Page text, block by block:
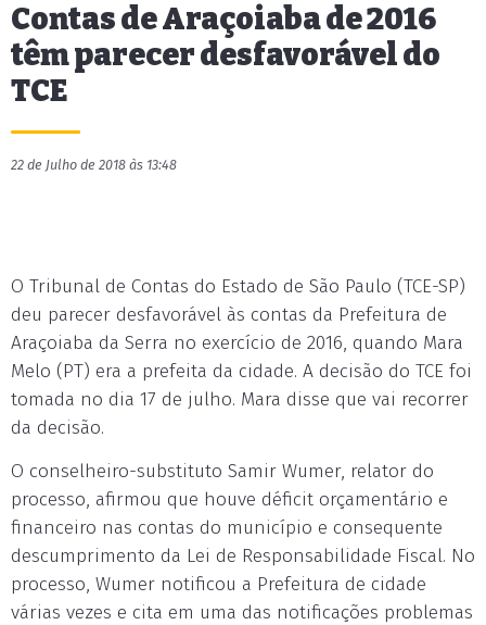
Contas de Araçoiaba de 2016
têm parecer desfavorável do
TCE
22 de Julho de 2018 às 13:48
O Tribunal de Contas do Estado de São Paulo (TCE-SP)
deu parecer desfavorável às contas da Prefeitura de
Araçoiaba da Serra no exercício de 2016, quando Mara
Melo (PT) era a prefeita da cidade. A decisão do TCE foi
tomada no dia 17 de julho. Mara disse que vai recorrer
da decisão.
O conselheiro-substituto Samir Wumer, relator do
processo, afirmou que houve déficit orçamentário e
financeiro nas contas do município e consequente
descumprimento da Lei de Responsabilidade Fiscal. No
processo, Wumer notificou a Prefeitura de cidade
várias vezes e cita em uma das notificações problemas